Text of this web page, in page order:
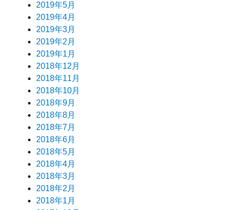
2019年5月
2019年4月
2019年3月
2019年2月
2019年1月
2018年12月
2018年11月
2018年10月
2018年9月
2018年8月
2018年7月
2018年6月
2018年5月
2018年4月
2018年3月
2018年2月
2018年1月